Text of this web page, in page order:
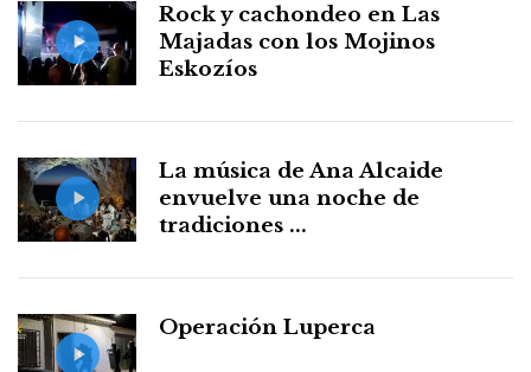
Rock y cachondeo en Las
Majadas con los Mojinos
Eskozíos
La música de Ana Alcaide
envuelve una noche de
tradiciones ...
Operación Luperca